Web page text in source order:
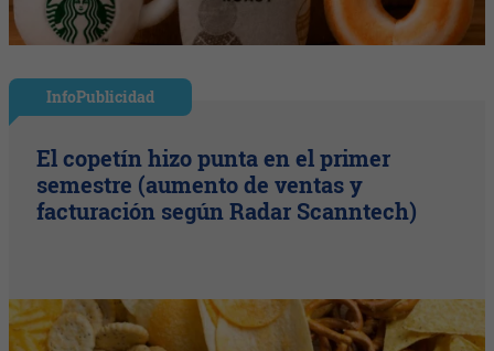
InfoPublicidad
El copetín hizo punta en el primer
semestre (aumento de ventas y
facturación según Radar Scanntech)